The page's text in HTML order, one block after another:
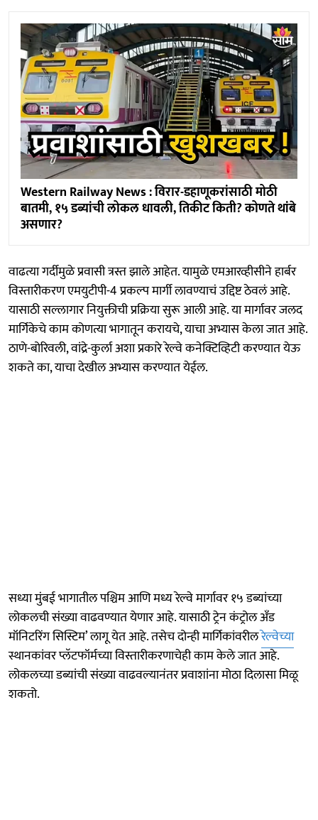
Western Railway News : विरार-डहाणूकरांसाठी मोठी
बातमी, १५ डब्यांची लोकल धावली, तिकीट किती? कोणते थांबे
असणार?
वाढत्या गर्दीमुळे प्रवासी त्रस्त झाले आहेत. यामुळे एमआरव्हीसीने हार्बर
विस्तारीकरण एमयुटीपी-4 प्रकल्प मार्गी लावण्याचं उद्दिष्ट ठेवलं आहे.
यासाठी सल्लागार नियुक्तीची प्रक्रिया सुरू आली आहे. या मार्गावर जलद
मार्गिकेचे काम कोणत्या भागातून करायचे, याचा अभ्यास केला जात आहे.
ठाणे-बोरिवली, वांद्रे-कुर्ला अशा प्रकारे रेल्वे कनेक्टिव्हिटी करण्यात येऊ
शकते का, याचा देखील अभ्यास करण्यात येईल.
सध्या मुंबई भागातील पश्चिम आणि मध्य रेल्वे मार्गावर १५ डब्यांच्या
लोकलची संख्या वाढवण्यात येणार आहे. यासाठी ट्रेन कंट्रोल अँड
मॉनिटरिंग सिस्टिम’ लागू येत आहे. तसेच दोन्ही मार्गिकांवरीलरेल्वेच्या
स्थानकांवर प्लॅटफॉर्मच्या विस्तारीकरणाचेही काम केले जात आहे.
लोकलच्या डब्यांची संख्या वाढवल्यानंतर प्रवाशांना मोठा दिलासा मिळू
शकतो.